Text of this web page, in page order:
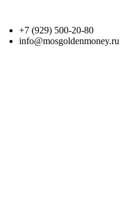
+7 (929) 500-20-80
info@mosgoldenmoney.ru